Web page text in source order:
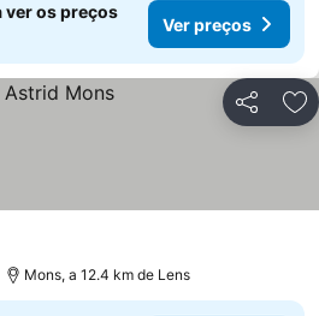
ver os preços
Ver preços
Partilhar
Mons, a 12.4 km de Lens